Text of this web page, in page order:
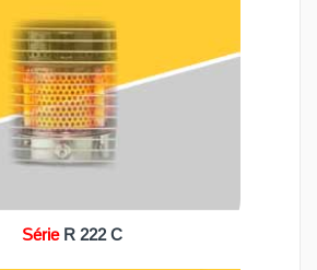
Série R 222 C